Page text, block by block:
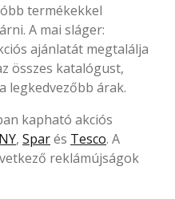
termékekkel
A mai sláger:
ajánlatát megtalálja
összes katalógust,
legkedvezőbb árak.
kapható akciós
, Sparés Tesco. A
reklámújságok